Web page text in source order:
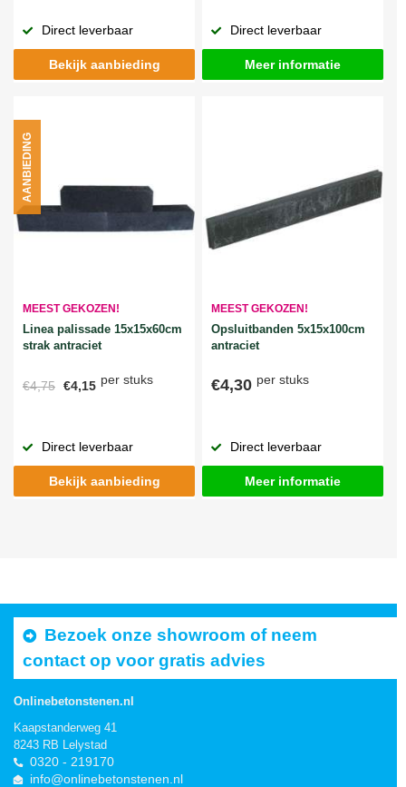
Direct leverbaar
Bekijk aanbieding
Direct leverbaar
Meer informatie
MEEST GEKOZEN!
Linea palissade 15x15x60cm
strak antraciet
€4,75 €4,15 per stuks
AANBIEDING
Direct leverbaar
Bekijk aanbieding
MEEST GEKOZEN!
Opsluitbanden 5x15x100cm
antraciet
€4,30 per stuks
Direct leverbaar
Meer informatie
Bezoek onze showroom of neem
contact op voor gratis advies
Onlinebetonstenen.nl
Kaapstanderweg 41
8243 RB Lelystad
0320 - 219170
info@onlinebetonstenen.nl